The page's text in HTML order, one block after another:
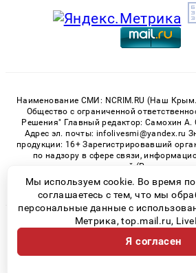
Наименование СМИ: NCRIM.RU (Наш
Общество с ограниченной
Решения" Главный редактор: Самохин А.
Адрес эл. почты: infolivesmi@yandex.ru
продукции: 16+ Зарегистрировавший
по надзору в сфере связи,
массовых коммуникаций
номер СМИ ЭЛ № ФС 77 - 81150
© 2026 «nCrim.ru» | Все права
Возрастная категория
Политика
Мы используем cookie. Во время
соглашаетесь с тем, что мы
персональные данные с
Метрика, top.mail.ru,
Я согласен